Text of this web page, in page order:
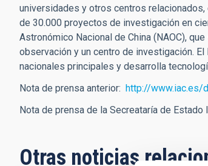
universidades y otros centros
de 30.000 proyectos de investigación en
Astronómico Nacional de China (NAOC),
observación y un centro de investigación.
nacionales principales y desarrolla
Nota de prensa anterior: http://www.iac.es/
Nota de prensa de la Secreataría de Estado
Otras noticias